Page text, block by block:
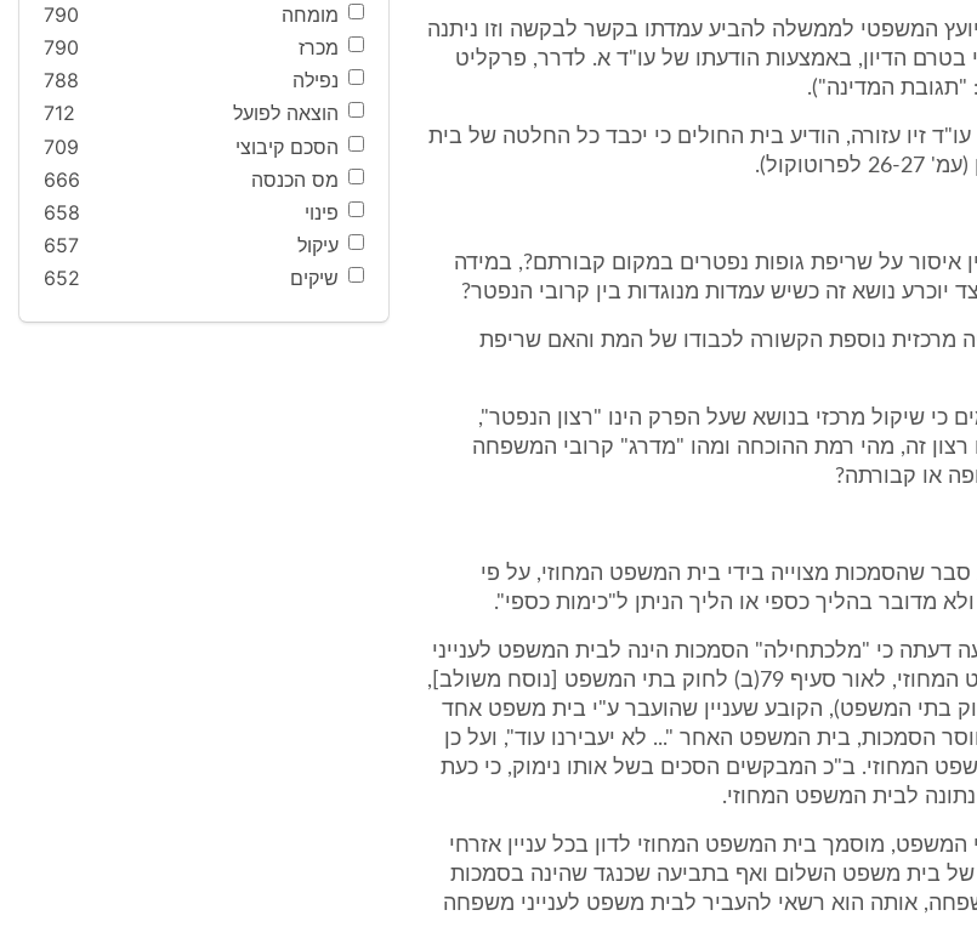
המשפטי לממשלה להביע עמדתו בקשר לבקשה וזו ניתנה
כשעה וחצי בטרם הדיון, באמצעות הודעתו של עו"ד א. לדרר, פרקליט
"תגובת המדינה").
זיו עזורה, הודיע בית החולים כי יכבד כל החלטה של בית
איסור על שריפת גופות נפטרים במקום קבורתם?, במידה
יוכרע נושא זה כשיש עמדות מנוגדות בין קרובי הנפטר?
מרכזית נוספת הקשורה לכבודו של המת והאם שריפת
כי שיקול מרכזי בנושא שעל הפרק הינו "רצון הנפטר",
זה, מהי רמת ההוכחה ומהו "מדרג" קרובי המשפחה
או קבורתה?
שהסמכות מצוייה בידי בית המשפט המחוזי, על פי
מדובר בהליך כספי או הליך הניתן ל"כימות כספי".
המשיבה 1 הביעה דעתה כי "מלכתחילה" הסמכות הינה לבית המשפט לענייני
משפחה ולא לבית המשפט המחוזי, לאור סעיף 79(ב) לחוק בתי המשפט [נוסח משולב],
(להלן: "חוק בתי המשפט), הקובע שעניין שהועבר ע"י בית משפט אחד
הסמכות, בית המשפט האחר "... לא יעבירנו עוד", ועל כן
המחוזי. ב"כ המבקשים הסכים בשל אותו נימוק, כי כעת
לבית המשפט המחוזי.
לחוק בתי המשפט, מוסמך בית המשפט המחוזי לדון בכל עניין אזרחי
של בית משפט השלום ואף בתביעה שכנגד שהינה בסמכות
אותה הוא רשאי להעביר לבית משפט לענייני משפחה
מומחה
790
מכרז
790
נפילה
788
הוצאה לפועל
712
הסכם קיבוצי
709
מס הכנסה
666
פינוי
658
עיקול
657
שיקים
652